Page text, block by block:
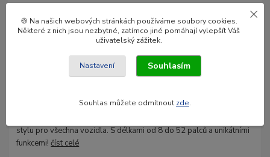
OZZ Lights - LED rampy pro osobní a off-road vozidla
stylu pro všechna vozidla. S délkami od 8 do 52 palců a unikátními
funkcemi!číst celé
🍪 Na našich webových stránkách používáme soubory cookies.
Některé z nich jsou nezbytné, zatímco jiné pomáhají vylepšít Váš
uživatelský zážitek.
Nastavení Souhlasím
Souhlas můžete odmítnout zde.